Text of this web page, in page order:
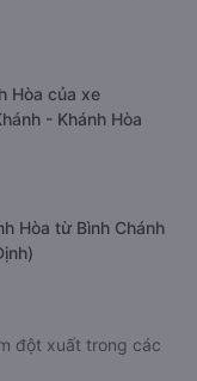
Hòa của xe
- Khánh Hòa
Hòa từ Bình Chánh
đột xuất trong các